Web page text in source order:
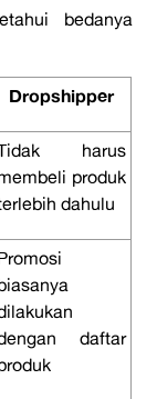
bedanya
Dropshipper
harus
produk
dahulu
daftar